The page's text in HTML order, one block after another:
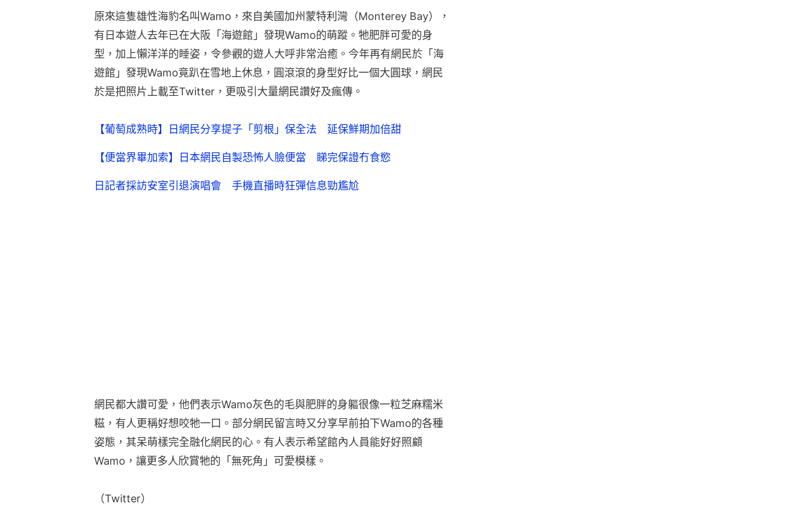
原來這隻雄性海豹名叫Wamo，來自美國加州蒙特利灣（Monterey Bay），
有日本遊人去年已在大阪「海遊館」發現Wamo的萌蹤。牠肥胖可愛的身
型，加上懶洋洋的睡姿，令參觀的遊人大呼非常治癒。今年再有網民於「海
遊館」發現Wamo竟趴在雪地上休息，圓滾滾的身型好比一個大圓球，網民
於是把照片上載至Twitter，更吸引大量網民讚好及瘋傳。
【葡萄成熟時】日網民分享提子「剪根」保全法 延保鮮期加倍甜
【便當界畢加索】日本網民自製恐怖人臉便當 睇完保證冇食慾
日記者採訪安室引退演唱會 手機直播時狂彈信息勁尷尬
網民都大讚可愛，他們表示Wamo灰色的毛與肥胖的身軀很像一粒芝麻糯米
糍，有人更稱好想咬牠一口。部分網民留言時又分享早前拍下Wamo的各種
姿態，其呆萌樣完全融化網民的心。有人表示希望館內人員能好好照顧
Wamo，讓更多人欣賞牠的「無死角」可愛模樣。
（Twitter）